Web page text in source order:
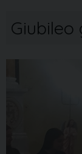
Giubileo